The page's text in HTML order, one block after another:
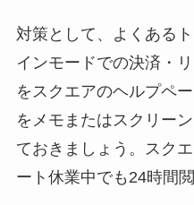
対策として、よくある
インモードでの決済・
をスクエアのヘルプペ
をメモまたはスクリー
ておきましょう。スク
ート休業中でも24時間